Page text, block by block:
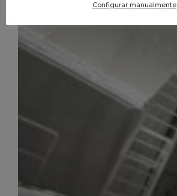
Configurar manualmente